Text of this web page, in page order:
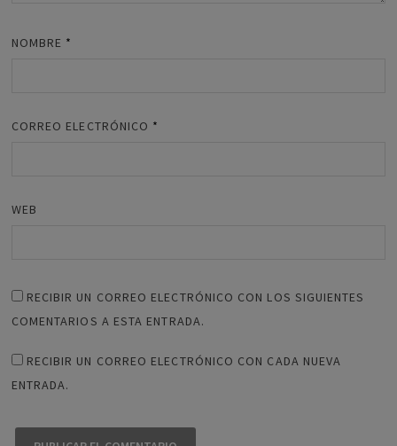
NOMBRE *
CORREO ELECTRÓNICO *
WEB
RECIBIR UN CORREO ELECTRÓNICO CON LOS SIGUIENTES
COMENTARIOS A ESTA ENTRADA.
RECIBIR UN CORREO ELECTRÓNICO CON CADA NUEVA
ENTRADA.